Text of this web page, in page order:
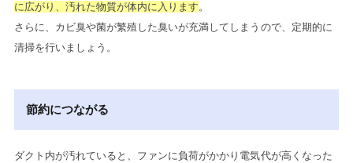
に広がり、汚れた物質が体内に入ります。
さらに、カビ臭や菌が繁殖した臭いが充満してしまうので、定期的に
清掃を行いましょう。
節約につながる
ダクト内が汚れていると、ファンに負荷がかかり電気代が高くなった